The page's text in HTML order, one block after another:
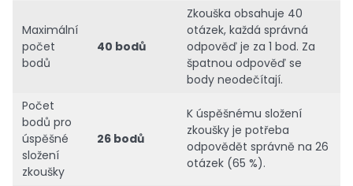
Maximální
počet
bodů
40 bodů
Zkouška obsahuje 40
otázek, každá správná
odpověď je za 1 bod. Za
špatnou odpověď se
body neodečítají.
Počet
bodů pro
úspěšné
složení
zkoušky
26 bodů
K úspěšnému složení
zkoušky je potřeba
odpovědět správně na 26
otázek (65 %).